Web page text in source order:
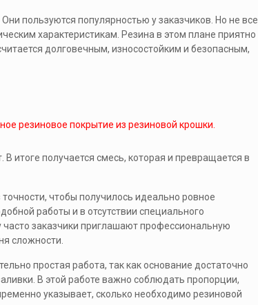
пользуются популярностью у заказчиков. Но не все
характеристикам. Резина в этом плане приятно
долговечным, износостойким и безопасным,
итоге получается смесь, которая и превращается в
чтобы получилось идеально ровное
работы и в отсутствии специального
заказчики приглашают профессиональную
сложности.
простая работа, так как основание достаточно
В этой работе важно соблюдать пропорции,
указывает, сколько необходимо резиновой